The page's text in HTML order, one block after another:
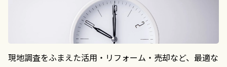
現地調査をふまえた活用・リフォーム・売却など、最適な